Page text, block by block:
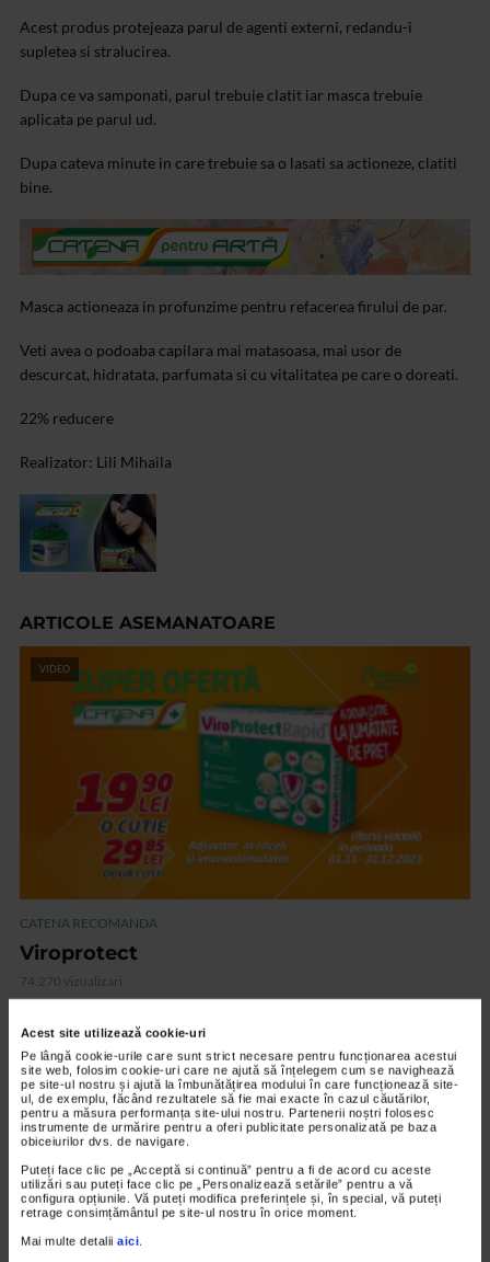
Acest site utilizează cookie-uri
Pe lângă cookie-urile care sunt strict necesare pentru funcționarea acestui
site web, folosim cookie-uri care ne ajută să înțelegem cum se navighează
pe site-ul nostru și ajută la îmbunătățirea modului în care funcționează site-
ul, de exemplu, făcând rezultatele să fie mai exacte în cazul căutărilor,
pentru a măsura performanța site-ului nostru. Partenerii noștri folosesc
instrumente de urmărire pentru a oferi publicitate personalizată pe baza
obiceiurilor dvs. de navigare.
Puteți face clic pe „Acceptă si continuă” pentru a fi de acord cu aceste
utilizări sau puteți face clic pe „Personalizează setările” pentru a vă
configura opțiunile. Vă puteți modifica preferințele și, în special, vă puteți
retrage consimțământul pe site-ul nostru în orice moment.
Mai multe detalii aici
Acest produs protejeaza parul de agenti externi, redandu-i
supletea si stralucirea.
Dupa ce va samponati, parul trebuie clatit iar masca trebuie
aplicata pe parul ud.
Dupa cateva minute in care trebuie sa o lasati sa actioneze, clatiti
bine.
Masca actioneaza in profunzime pentru refacerea firului de par.
Veti avea o podoaba capilara mai matasoasa, mai usor de
descurcat, hidratata, parfumata si cu vitalitatea pe care o doreati.
22% reducere
Realizator: Lili Mihaila
ARTICOLE ASEMANATOARE
VIDEO
CATENA RECOMANDA
Viroprotect
74.270 vizualizari